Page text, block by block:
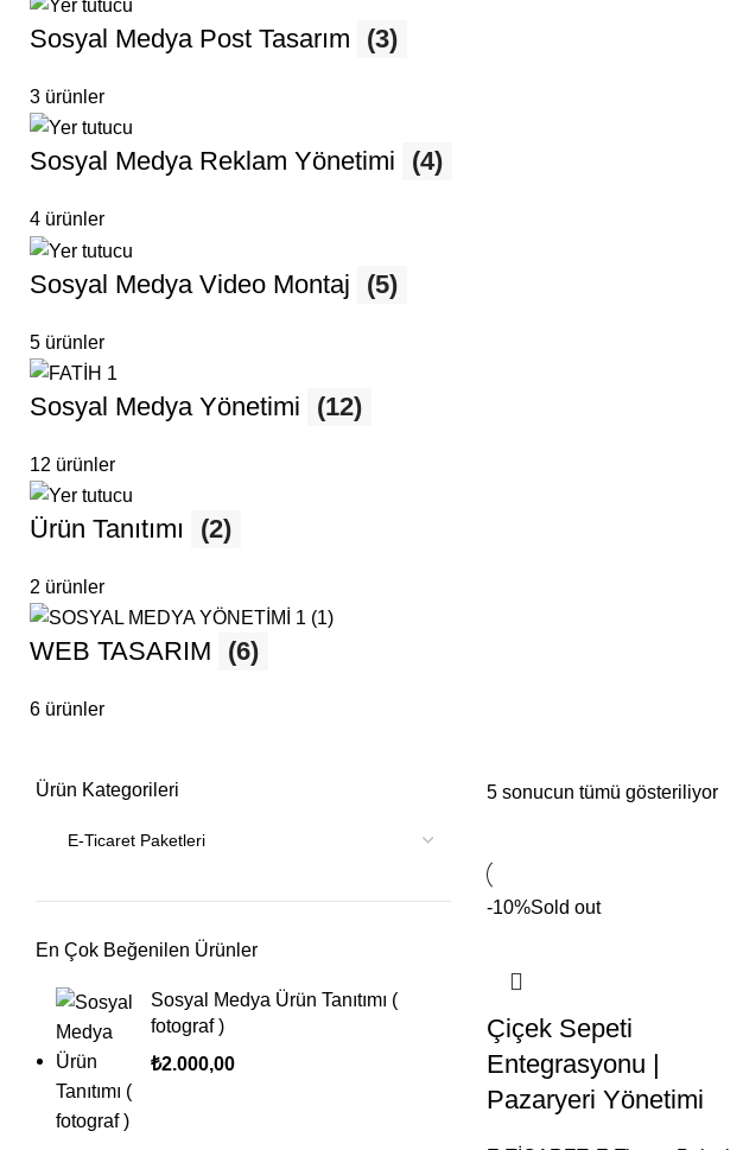
Sosyal Medya Post Tasarım (3)
3 ürünler
Sosyal Medya Reklam Yönetimi (4)
4 ürünler
Sosyal Medya Video Montaj (5)
5 ürünler
Sosyal Medya Yönetimi (12)
12 ürünler
Ürün Tanıtımı (2)
2 ürünler
WEB TASARIM (6)
6 ürünler
Ürün Kategorileri
En Çok Beğenilen Ürünler
Sosyal Medya Ürün Tanıtımı (
fotograf )
₺2.000,00
5 sonucun tümü gösteriliyor
-10%Sold out
Çiçek Sepeti
Entegrasyonu |
Pazaryeri Yönetimi